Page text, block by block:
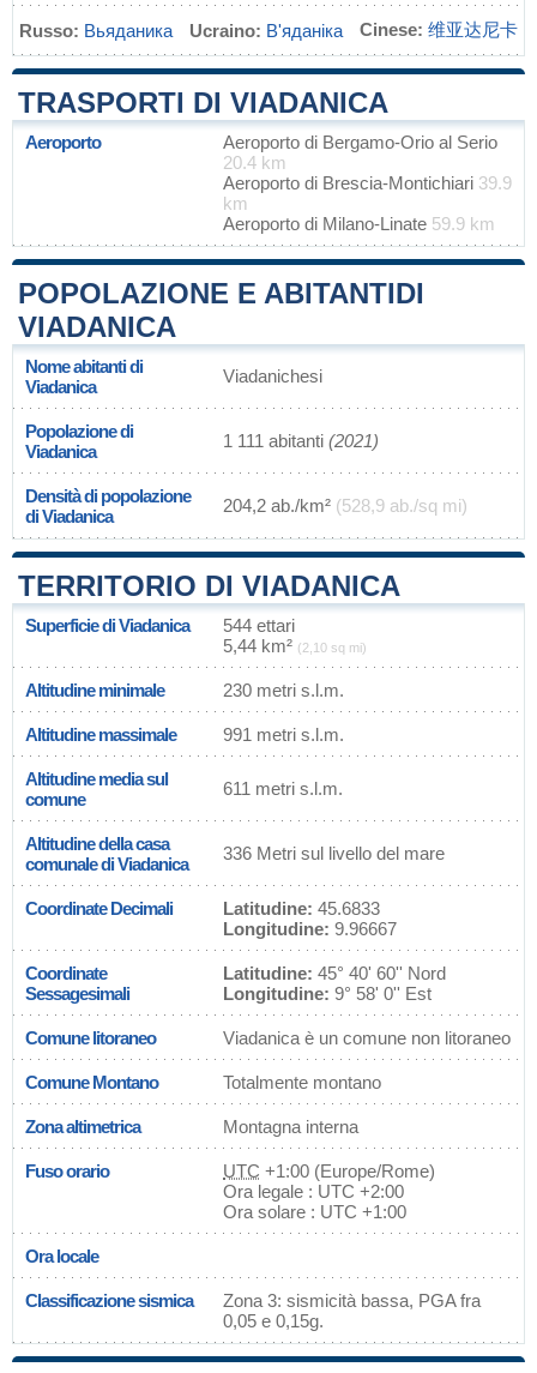
Russo: Вьяданика Ucraino: В'яданіка Cinese: 维亚达尼卡
TRASPORTI DI VIADANICA
Aeroporto
Aeroporto di Bergamo-Orio al Serio
20.4 km
Aeroporto di Brescia-Montichiari 39.9
km
Aeroporto di Milano-Linate 59.9 km
POPOLAZIONE E ABITANTIDI
VIADANICA
Nome abitanti di
Viadanica
Viadanichesi
Popolazione di
Viadanica
1 111 abitanti (2021)
Densità di popolazione
di Viadanica
204,2 ab./km² (528,9 ab./sq mi)
TERRITORIO DI VIADANICA
Superficie di Viadanica
544 ettari
5,44 km² (2,10 sq mi)
Altitudine minimale 230 metri s.l.m.
Altitudine massimale 991 metri s.l.m.
Altitudine media sul
comune
611 metri s.l.m.
Altitudine della casa
comunale di Viadanica
336 Metri sul livello del mare
Coordinate Decimali Latitudine: 45.6833
Longitudine: 9.96667
Coordinate
Sessagesimali
Latitudine: 45° 40' 60'' Nord
Longitudine: 9° 58' 0'' Est
Comune litoraneo Viadanica è un comune non litoraneo
Comune Montano Totalmente montano
Zona altimetrica Montagna interna
Fuso orario UTC +1:00 (Europe/Rome)
Ora legale : UTC +2:00
Ora solare : UTC +1:00
Ora locale
Classificazione sismica
Zona 3: sismicità bassa, PGA fra
0,05 e 0,15g.